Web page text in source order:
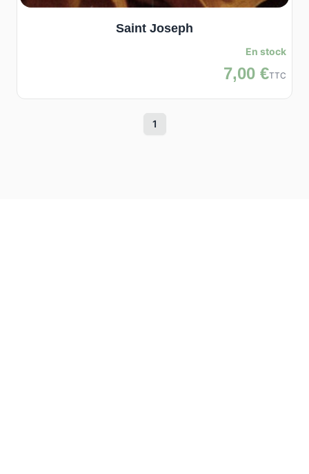
Saint Joseph
En stock
7,00 €TTC
1